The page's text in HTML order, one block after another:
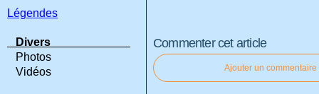
Commenter cet article
Ajouter un commentaire
Légendes
Divers
Photos
Vidéos